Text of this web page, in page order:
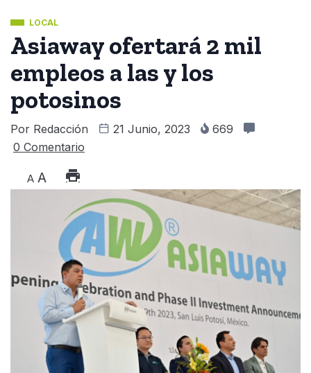
LOCAL
Asiaway ofertará 2 mil
empleos a las y los
potosinos
Por Redacción 21 Junio, 2023
669
0 Comentario
A A